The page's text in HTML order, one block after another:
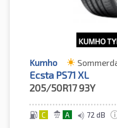
Kumho
Ecsta PS71 XL
205/50R17 93Y
C A 72 dB